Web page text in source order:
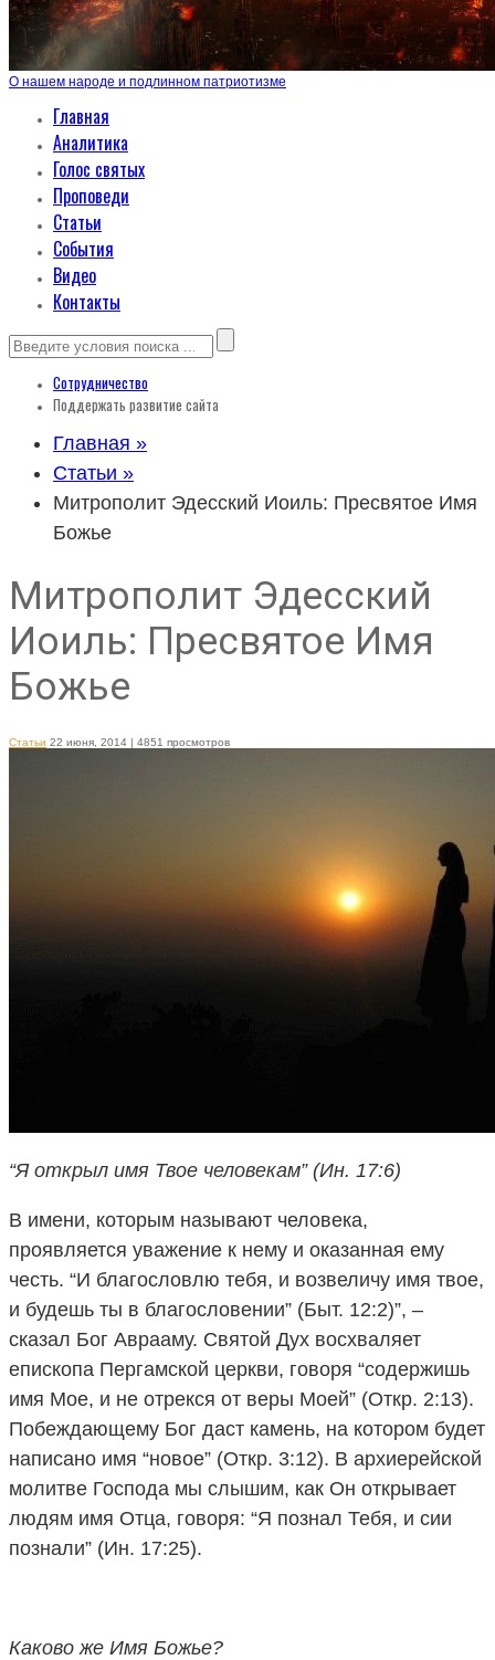
О нашем народе и подлинном патриотизме
Главная
Аналитика
Голос святых
Проповеди
Статьи
События
Видео
Контакты
Сотрудничество
Поддержать развитие сайта
Главная »
Статьи »
Митрополит Эдесский Иоиль: Пресвятое Имя
Божье
Митрополит Эдесский
Иоиль: Пресвятое Имя
Божье
Статьи 22 июня, 2014 | 4851 просмотров
“Я открыл имя Твое человекам” (Ин. 17:6)
В имени, которым называют человека,
проявляется уважение к нему и оказанная ему
честь. “И благословлю тебя, и возвеличу имя твое,
и будешь ты в благословении” (Быт. 12:2)”, –
сказал Бог Аврааму. Святой Дух восхваляет
епископа Пергамской церкви, говоря “содержишь
имя Мое, и не отрекся от веры Моей” (Откр. 2:13).
Побеждающему Бог даст камень, на котором будет
написано имя “новое” (Откр. 3:12). В архиерейской
молитве Господа мы слышим, как Он открывает
людям имя Отца, говоря: “Я познал Тебя, и сии
познали” (Ин. 17:25).
Каково же Имя Божье?